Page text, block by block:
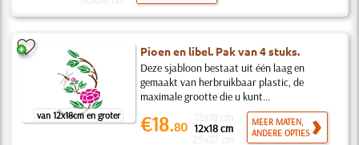
van 12x18cm en groter
Pioen en libel. Pak van 4 stuks.
Deze sjabloon bestaat uit één laag en
gemaakt van herbruikbaar plastic, de
maximale grootte die u kunt...
€18.80 12x18 cm
MEER MATEN,
ANDERE OPTIES